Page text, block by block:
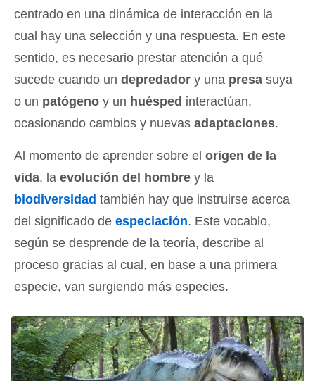
centrado en una dinámica de interacción en la
cual hay una selección y una respuesta. En este
sentido, es necesario prestar atención a qué
sucede cuando un depredador y una presa suya
o un patógeno y un huésped interactúan,
ocasionando cambios y nuevas adaptaciones.
Al momento de aprender sobre el origen de la
vida, la evolución del hombre y la
biodiversidad también hay que instruirse acerca
del significado de especiación. Este vocablo,
según se desprende de la teoría, describe al
proceso gracias al cual, en base a una primera
especie, van surgiendo más especies.